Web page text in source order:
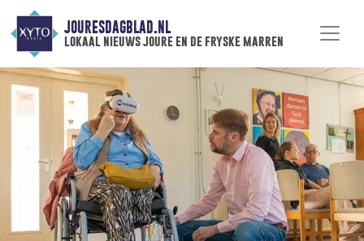
JOURESDAGBLAD.NL
lokaal nieuws joure en de fryske marren